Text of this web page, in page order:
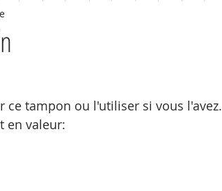
ce tampon ou l'utiliser si vous l'avez.
en valeur: